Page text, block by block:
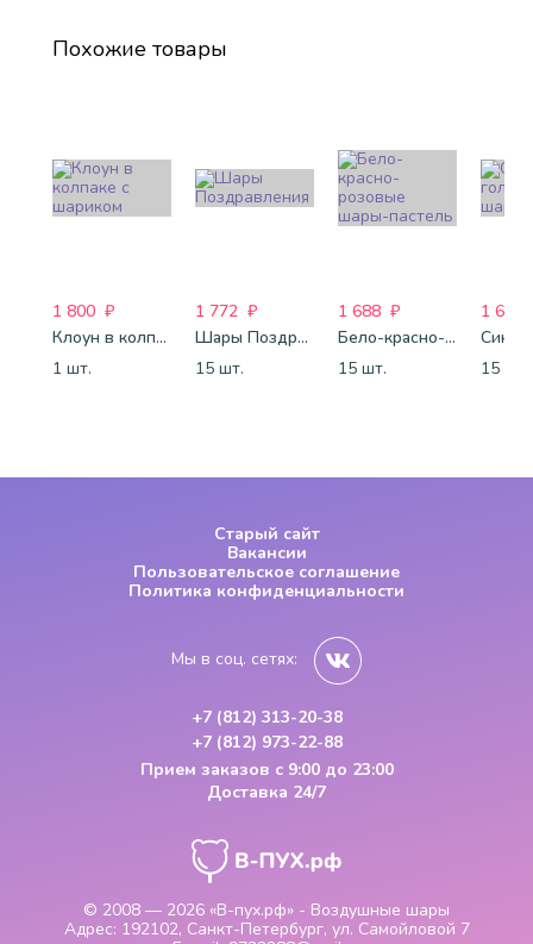
Похожие товары
1 800 ₽
Клоун в колпаке с шариком
1 шт.
1 772 ₽
Шары Поздравления
15 шт.
1 688 ₽
Бело-красно-розовые шары-пастель
15 шт.
1 688
15 шт.
© 2008 — 2026 «В-пух.рф» - Воздушные шары
Адрес: 192102, Санкт-Петербург, ул. Самойловой 7
Старый сайт
Вакансии
Пользовательское соглашение
Политика конфиденциальности
Мы в соц. сетях:
+7 (812) 313-20-38
+7 (812) 973-22-88
Прием заказов с 9:00 до 23:00
Доставка 24/7